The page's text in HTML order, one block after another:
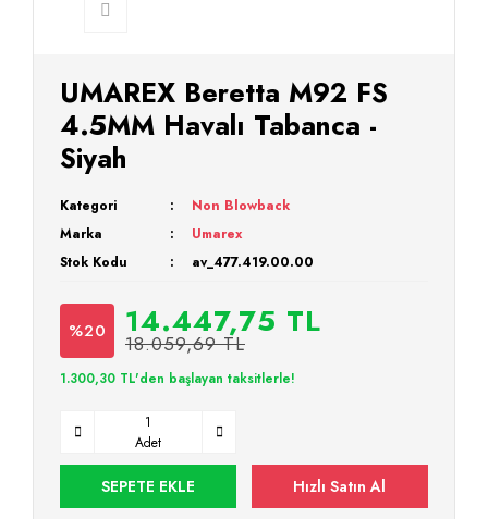
UMAREX Beretta M92 FS
4.5MM Havalı Tabanca -
Siyah
Kategori
Non Blowback
Marka
Umarex
Stok Kodu
av_477.419.00.00
%20 14.447,75 TL
18.059,69 TL
1.300,30 TL'den başlayan taksitlerle!
Adet
SEPETE EKLE Hızlı Satın Al